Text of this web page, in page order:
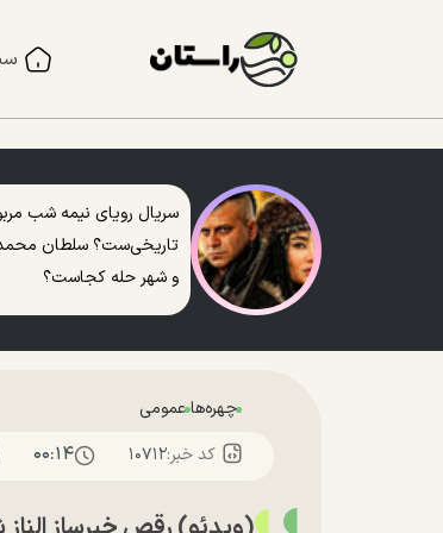
سریال رویای نیمه شب
تاریخی‌ست؟ سلطان
و شهر حله کجاست؟
چهره‌هاعمومی
کد خبر:۱۰۷۱۲ ۰۰:۱۴